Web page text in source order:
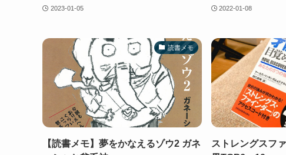
2023-01-05 2022-01-08
読書メモ
【読書メモ】夢をかなえるゾウ2 ガネ
ストレングスフ